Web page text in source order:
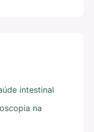
intestinal
na